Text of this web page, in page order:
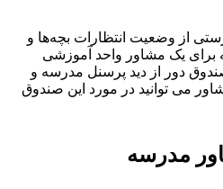
از وضعیت انتظارات بچه‌ها و
یک مشاور واحد آموزشی
دور از دید پرسنل مدرسه و
می توانید در مورد این صندوق
مدرسه